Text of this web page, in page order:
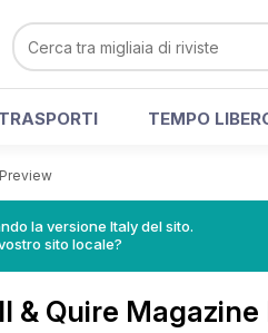
TEMPO
la versione Italy del sito.
sito locale?
& Quire Magazine